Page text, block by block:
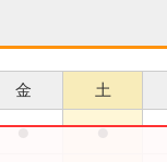
金 土
● ●